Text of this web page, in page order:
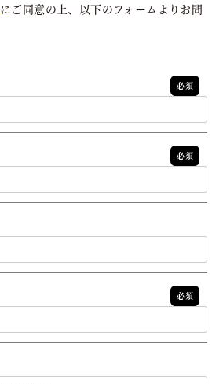
にご同意の上、以下のフォームよりお問
必須
必須
必須